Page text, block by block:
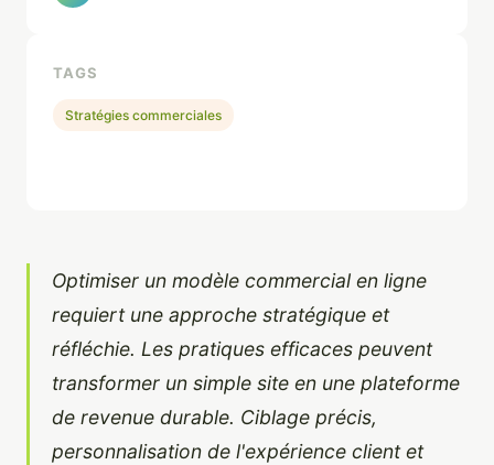
Optimiser un modèle commercial en ligne
requiert une approche stratégique et
réfléchie. Les pratiques efficaces peuvent
transformer un simple site en une plateforme
de revenue durable. Ciblage précis,
personnalisation de l'expérience client et
TAGS
Stratégies commerciales